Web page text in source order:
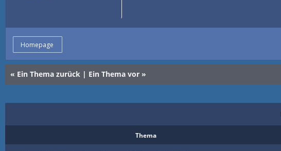
Homepage
« Ein Thema zurück | Ein Thema vor »
Thema